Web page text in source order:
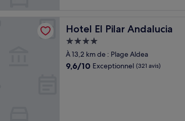
Hotel El Pilar Andalucia
Hotel El Pilar Andalucia
Hébergement
4.0 étoiles
À 13,2 km de : Plage Aldea
9.6
9,6/10 Exceptionnel (321 avis)